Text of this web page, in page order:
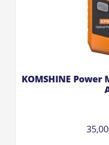
KOMSHINE
35,00